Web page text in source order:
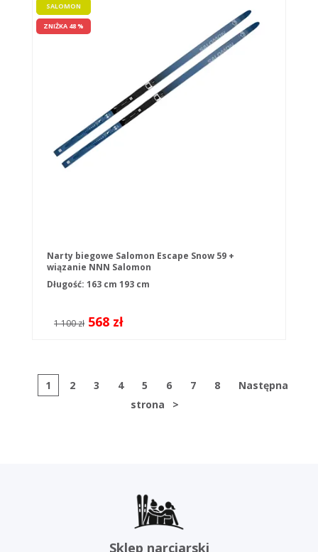
SALOMON
ZNIŻKA 48 %
Narty biegowe Salomon Escape Snow 59 +
wiązanie NNN Salomon
Długość: 163 cm 193 cm
1 100 zł 568 zł
1 2 3 4 5 6 7 8
Następna
strona
>
Sklep narciarski